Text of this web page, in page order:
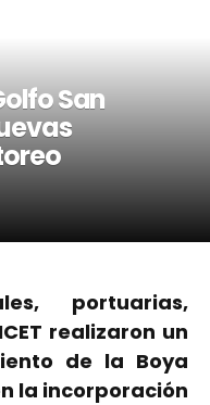
San
portuarias,
realizaron un
de la Boya
la incorporación